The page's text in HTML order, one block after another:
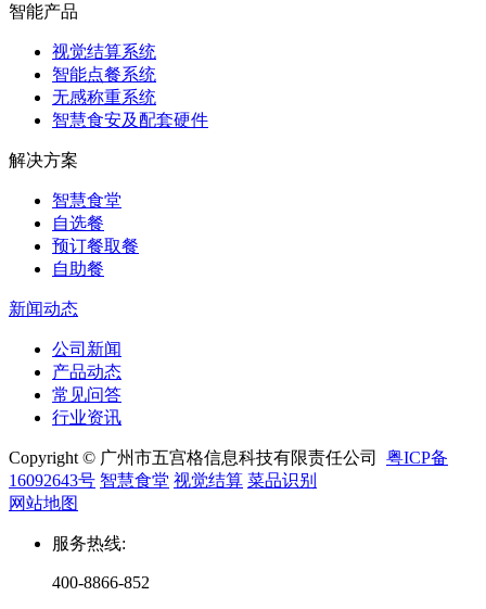
智能产品
视觉结算系统
智能点餐系统
无感称重系统
智慧食安及配套硬件
解决方案
智慧食堂
自选餐
预订餐取餐
自助餐
新闻动态
公司新闻
产品动态
常见问答
行业资讯
Copyright © 广州市五宫格信息科技有限责任公司 粤ICP备
16092643号 智慧食堂 视觉结算 菜品识别
网站地图
服务热线:
400-8866-852